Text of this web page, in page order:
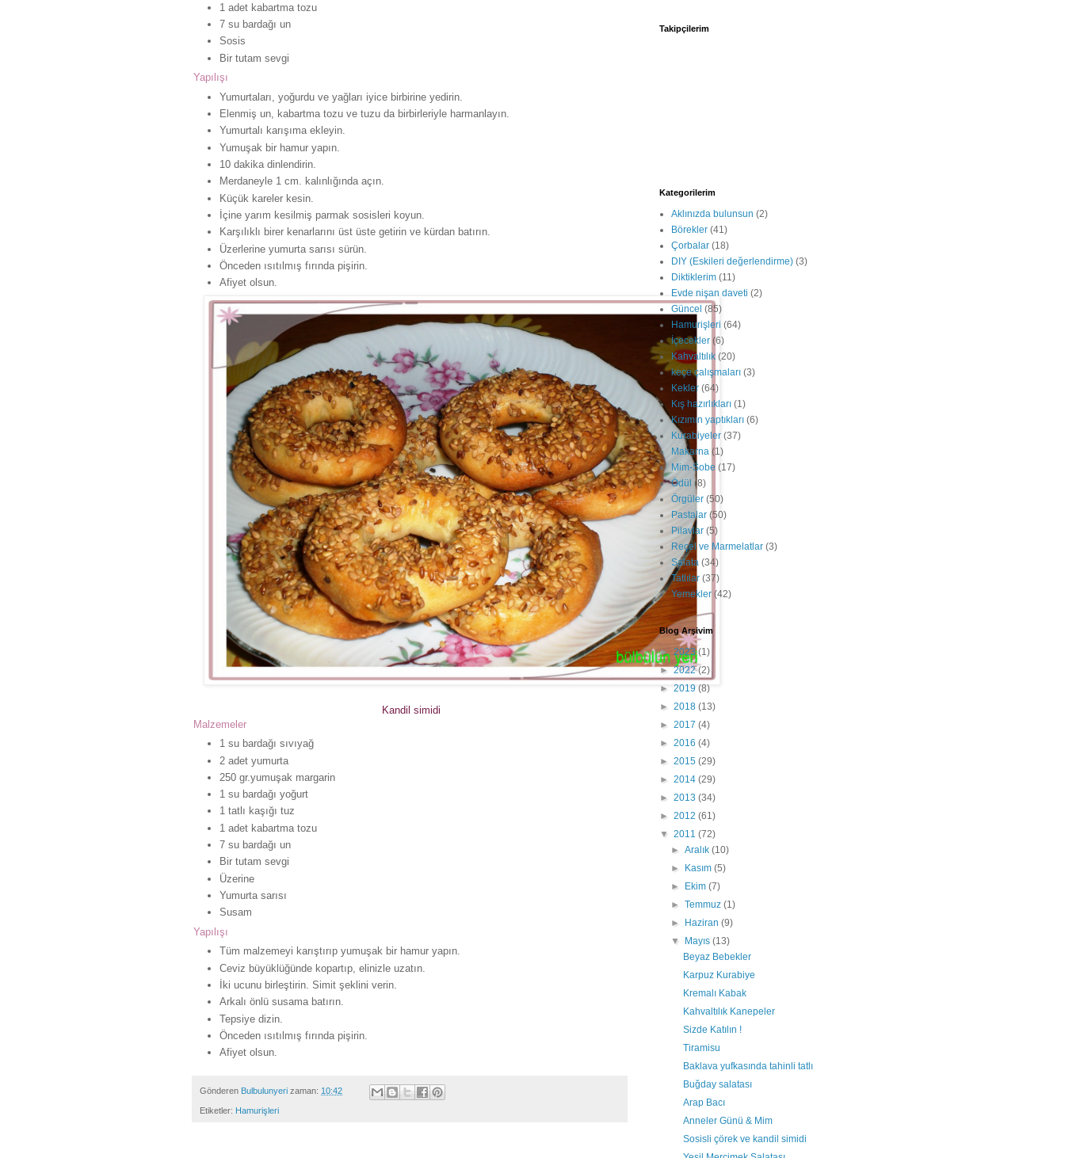
1 adet kabartma tozu
7 su bardağı un
Sosis
Bir tutam sevgi
Yapılışı
Yumurtaları, yoğurdu ve yağları iyice birbirine yedirin.
Elenmiş un, kabartma tozu ve tuzu da birbirleriyle harmanlayın.
Yumurtalı karışıma ekleyin.
Yumuşak bir hamur yapın.
10 dakika dinlendirin.
Merdaneyle 1 cm. kalınlığında açın.
Küçük kareler kesin.
İçine yarım kesilmiş parmak sosisleri koyun.
Karşılıklı birer kenarlarını üst üste getirin ve kürdan batırın.
Üzerlerine yumurta sarısı sürün.
Önceden ısıtılmış fırında pişirin.
Afiyet olsun.
Kandil simidi
Malzemeler
1 su bardağı sıvıyağ
2 adet yumurta
250 gr.yumuşak margarin
1 su bardağı yoğurt
1 tatlı kaşığı tuz
1 adet kabartma tozu
7 su bardağı un
Bir tutam sevgi
Üzerine
Yumurta sarısı
Susam
Yapılışı
Tüm malzemeyi karıştırıp yumuşak bir hamur yapın.
Ceviz büyüklüğünde kopartıp, elinizle uzatın.
İki ucunu birleştirin. Simit şeklini verin.
Arkalı önlü susama batırın.
Tepsiye dizin.
Önceden ısıtılmış fırında pişirin.
Afiyet olsun.
Gönderen Bulbulunyeri zaman: 10:42
Etiketler: Hamurişleri
Takipçilerim
Kategorilerim
Aklınızda bulunsun (2)
Börekler (41)
Çorbalar (18)
DIY (Eskileri değerlendirme) (3)
Diktiklerim (11)
Evde nişan daveti (2)
Güncel (85)
Hamurişleri (64)
İçecekler (6)
Kahvaltılık (20)
keçe çalışmaları (3)
Kekler (64)
Kış hazırlıkları (1)
Kızımın yaptıkları (6)
Kurabiyeler (37)
Makarna (1)
Mim-Sobe (17)
Ödül (8)
Örgüler (50)
Pastalar (50)
Pilavlar (5)
Reçel ve Marmelatlar (3)
Salata (34)
Tatlılar (37)
Yemekler (42)
Blog Arşivim
► 2023(1)
►2022(2)
► 2019 (8)
► 2018 (13)
► 2017 (4)
► 2016 (4)
► 2015 (29)
► 2014 (29)
► 2013 (34)
► 2012 (61)
▼ 2011 (72)
►Aralık(10)
►
Kasım(5)
►
Ekim(7)
►Temmuz(1)
►
Haziran(9)
▼
Mayıs(13)
Beyaz Bebekler
Karpuz Kurabiye
Kremalı Kabak
Kahvaltılık Kanepeler
Sizde Katılın !
Tiramisu
Baklava yufkasında tahinli tatlı
Buğday salatası
Arap Bacı
Anneler Günü & Mim
Sosisli çörek ve kandil simidi